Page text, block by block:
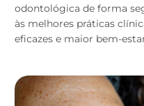
odontológica de forma
às melhores práticas
eficazes e maior bem-